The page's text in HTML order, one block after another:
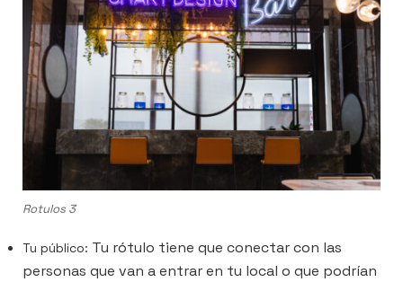
Rotulos 3
Tu público: Tu rótulo tiene que conectar con las
personas que van a entrar en tu local o que podrían